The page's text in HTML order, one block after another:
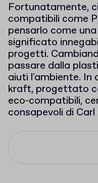
Fortunatamente,
compatibili come
pensarlo come
significato
progetti.
passare dalla
aiuti l'ambiente. In
kraft, progettato
eco-compatibili,
consapevoli di Carl